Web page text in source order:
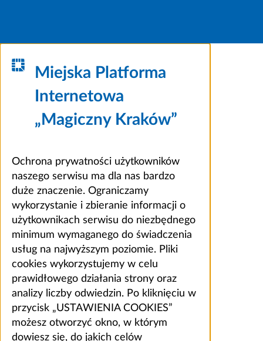
Miejska Platforma
Internetowa
„Magiczny Kraków”
Ochrona prywatności użytkowników
naszego serwisu ma dla nas bardzo
duże znaczenie. Ograniczamy
wykorzystanie i zbieranie informacji o
użytkownikach serwisu do niezbędnego
minimum wymaganego do świadczenia
usług na najwyższym poziomie. Pliki
cookies wykorzystujemy w celu
prawidłowego działania strony oraz
analizy liczby odwiedzin. Po kliknięciu w
przycisk „USTAWIENIA COOKIES”
możesz otworzyć okno, w którym
dowiesz się, do jakich celów